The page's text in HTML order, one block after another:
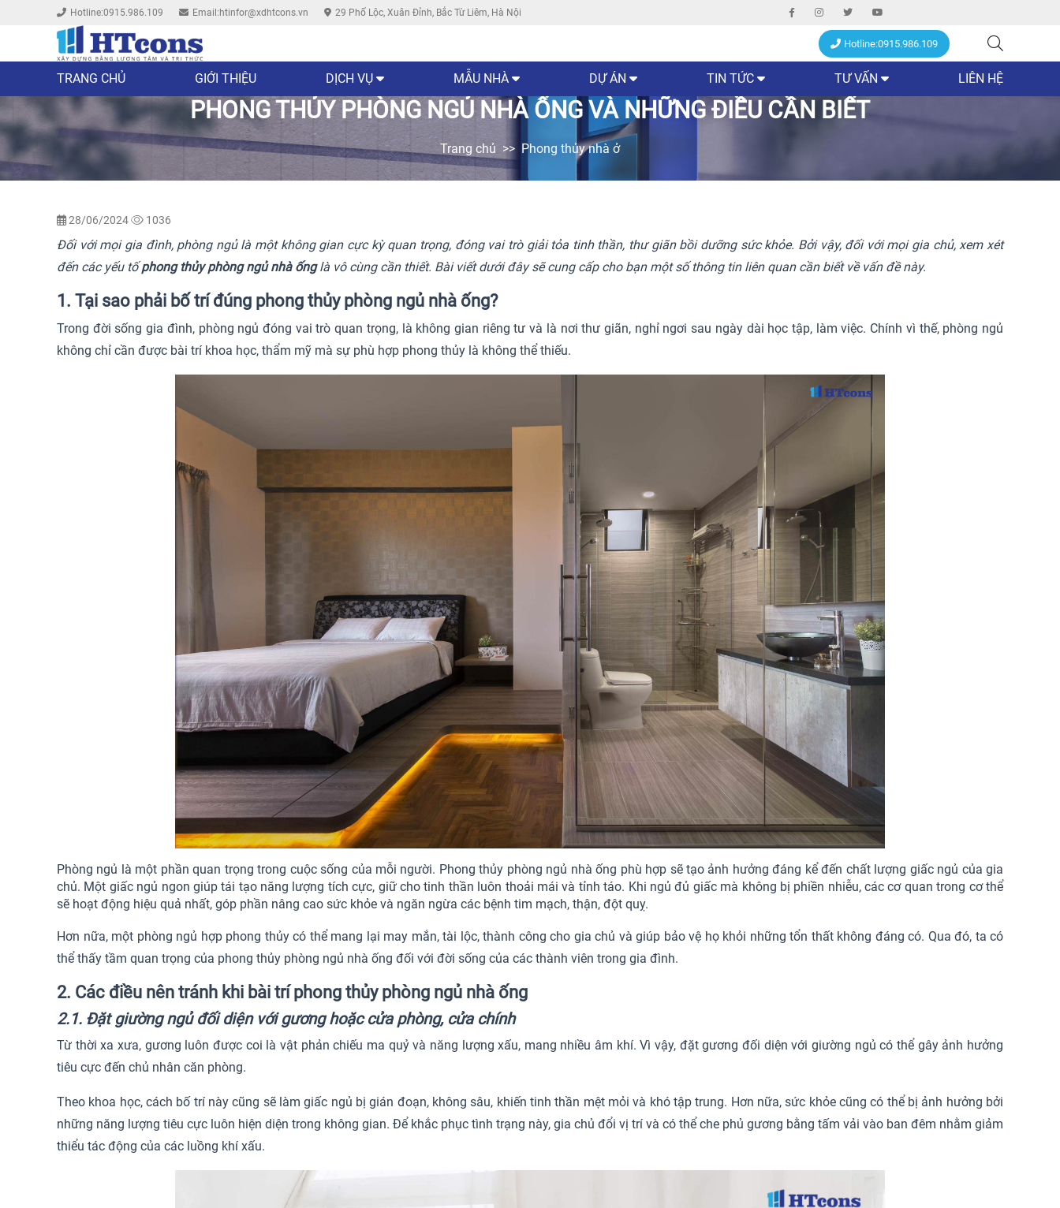
Hotline:0915.986.109 Email:htinfor@xdhtcons.vn 29 Phố Lộc, Xuân Đỉnh, Bắc Từ Liêm, Hà Nội
Hotline:0915.986.109
TRANG CHỦ GIỚI THIỆU DỊCH VỤ MẪU NHÀ DỰ ÁN TIN TỨC TƯ VẤN LIÊN HỆ
PHONG THỦY PHÒNG NGỦ NHÀ ỐNG VÀ NHỮNG ĐIỀU CẦN BIẾT
Trang chủ Phong thủy nhà ở
28/06/2024 1036
Đối với mọi gia đình, phòng ngủ là một không gian cực kỳ quan trọng, đóng vai trò giải tỏa tinh thần, thư giãn bồi dưỡng sức khỏe. Bởi vậy, đối với mọi gia chủ, xem xét
đến các yếu tốphong thủy phòng ngủ nhà ốnglà vô cùng cần thiết. Bài viết dưới đây sẽ cung cấp cho bạn một số thông tin liên quan cần biết về vấn đề này.
1. Tại sao phải bố trí đúng phong thủy phòng ngủ nhà ống?
Trong đời sống gia đình, phòng ngủ đóng vai trò quan trọng, là không gian riêng tư và là nơi thư giãn, nghỉ ngơi sau ngày dài học tập, làm việc. Chính vì thế, phòng ngủ
không chỉ cần được bài trí khoa học, thẩm mỹ mà sự phù hợp phong thủy là không thể thiếu.
Phòng ngủ là một phần quan trọng trong cuộc sống của mỗi người. Phong thủy phòng ngủ nhà ống phù hợp sẽ tạo ảnh hưởng đáng kể đến chất lượng giấc ngủ của gia
chủ. Một giấc ngủ ngon giúp tái tạo năng lượng tích cực, giữ cho tinh thần luôn thoải mái và tỉnh táo. Khi ngủ đủ giấc mà không bị phiền nhiễu, các cơ quan trong cơ thể
sẽ hoạt động hiệu quả nhất, góp phần nâng cao sức khỏe và ngăn ngừa các bệnh tim mạch, thận, đột quỵ.
Hơn nữa, một phòng ngủ hợp phong thủy có thể mang lại may mắn, tài lộc, thành công cho gia chủ và giúp bảo vệ họ khỏi những tổn thất không đáng có. Qua đó, ta có
thể thấy tầm quan trọng của phong thủy phòng ngủ nhà ống đối với đời sống của các thành viên trong gia đình.
2. Các điều nên tránh khi bài trí phong thủy phòng ngủ nhà ống
2.1. Đặt giường ngủ đối diện với gương hoặc cửa phòng, cửa chính
Từ thời xa xưa, gương luôn được coi là vật phản chiếu ma quỷ và năng lượng xấu, mang nhiều âm khí. Vì vậy, đặt gương đối diện với giường ngủ có thể gây ảnh hưởng
tiêu cực đến chủ nhân căn phòng.
Theo khoa học, cách bố trí này cũng sẽ làm giấc ngủ bị gián đoạn, không sâu, khiến tinh thần mệt mỏi và khó tập trung. Hơn nữa, sức khỏe cũng có thể bị ảnh hưởng bởi
những năng lượng tiêu cực luôn hiện diện trong không gian. Để khắc phục tình trạng này, gia chủ đổi vị trí và có thể che phủ gương bằng tấm vải vào ban đêm nhằm giảm
thiểu tác động của các luồng khí xấu.